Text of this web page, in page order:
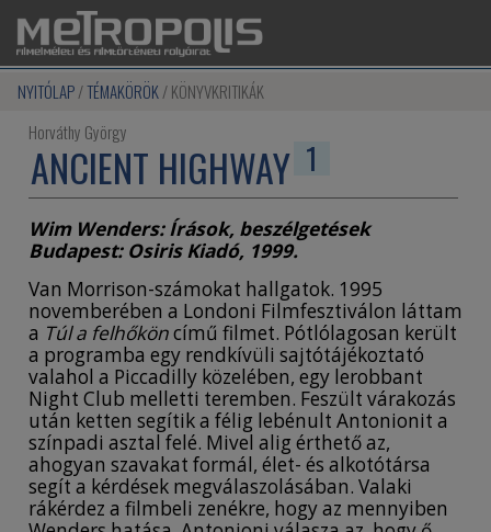
NYITÓLAP TÉMAKÖRÖK KÖNYVKRITIKÁK
Horváthy György
ANCIENT HIGHWAY 1
Wim Wenders: Írások, beszélgetések
Budapest: Osiris Kiadó, 1999.
Van Morrison-számokat hallgatok. 1995
novemberében a Londoni Filmfesztiválon láttam
a Túl a felhőköncímű filmet. Pótlólagosan került
a programba egy rendkívüli sajtótájékoztató
valahol a Piccadilly közelében, egy lerobbant
Night Club melletti teremben. Feszült várakozás
után ketten segítik a félig lebénult Antonionit a
színpadi asztal felé. Mivel alig érthető az,
ahogyan szavakat formál, élet- és alkotótársa
segít a kérdések megválaszolásában. Valaki
rákérdez a filmbeli zenékre, hogy az mennyiben